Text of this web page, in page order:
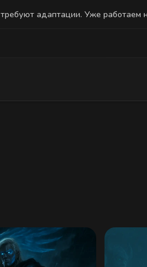
адаптации. Уже работаем